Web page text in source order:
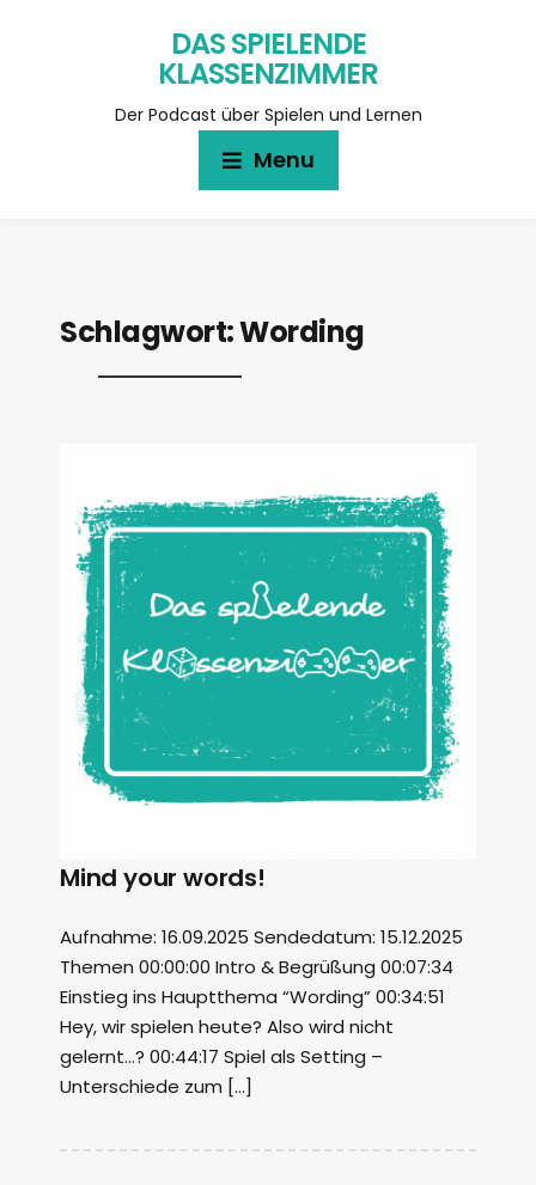
DAS SPIELENDE
KLASSENZIMMER
Der Podcast über Spielen und Lernen
Menu
Schlagwort:Wording
Mind your words!
Aufnahme: 16.09.2025 Sendedatum: 15.12.2025
Themen 00:00:00 Intro & Begrüßung 00:07:34
Einstieg ins Hauptthema “Wording” 00:34:51
Hey, wir spielen heute? Also wird nicht
gelernt…? 00:44:17 Spiel als Setting –
Unterschiede zum […]